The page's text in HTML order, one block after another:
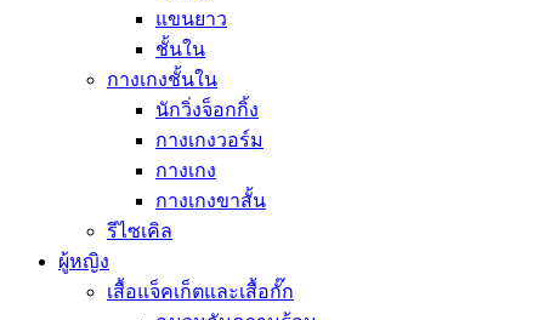
แขนยาว
ชั้นใน
กางเกงชั้นใน
นักวิ่งจ็อกกิ้ง
กางเกงวอร์ม
กางเกง
กางเกงขาสั้น
รีไซเคิล
ผู้หญิง
เสื้อแจ็คเก็ตและเสื้อกั๊ก